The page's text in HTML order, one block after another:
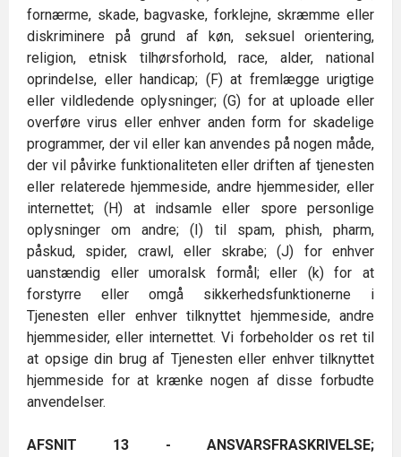
fornærme, skade, bagvaske, forklejne, skræmme eller
diskriminere på grund af køn, seksuel orientering,
religion, etnisk tilhørsforhold, race, alder, national
oprindelse, eller handicap; (F) at fremlægge urigtige
eller vildledende oplysninger; (G) for at uploade eller
overføre virus eller enhver anden form for skadelige
programmer, der vil eller kan anvendes på nogen måde,
der vil påvirke funktionaliteten eller driften af tjenesten
eller relaterede hjemmeside, andre hjemmesider, eller
internettet; (H) at indsamle eller spore personlige
oplysninger om andre; (I) til spam, phish, pharm,
påskud, spider, crawl, eller skrabe; (J) for enhver
uanstændig eller umoralsk formål; eller (k) for at
forstyrre eller omgå sikkerhedsfunktionerne i
Tjenesten eller enhver tilknyttet hjemmeside, andre
hjemmesider, eller internettet. Vi forbeholder os ret til
at opsige din brug af Tjenesten eller enhver tilknyttet
hjemmeside for at krænke nogen af disse forbudte
anvendelser.
AFSNIT 13 - ANSVARSFRASKRIVELSE;